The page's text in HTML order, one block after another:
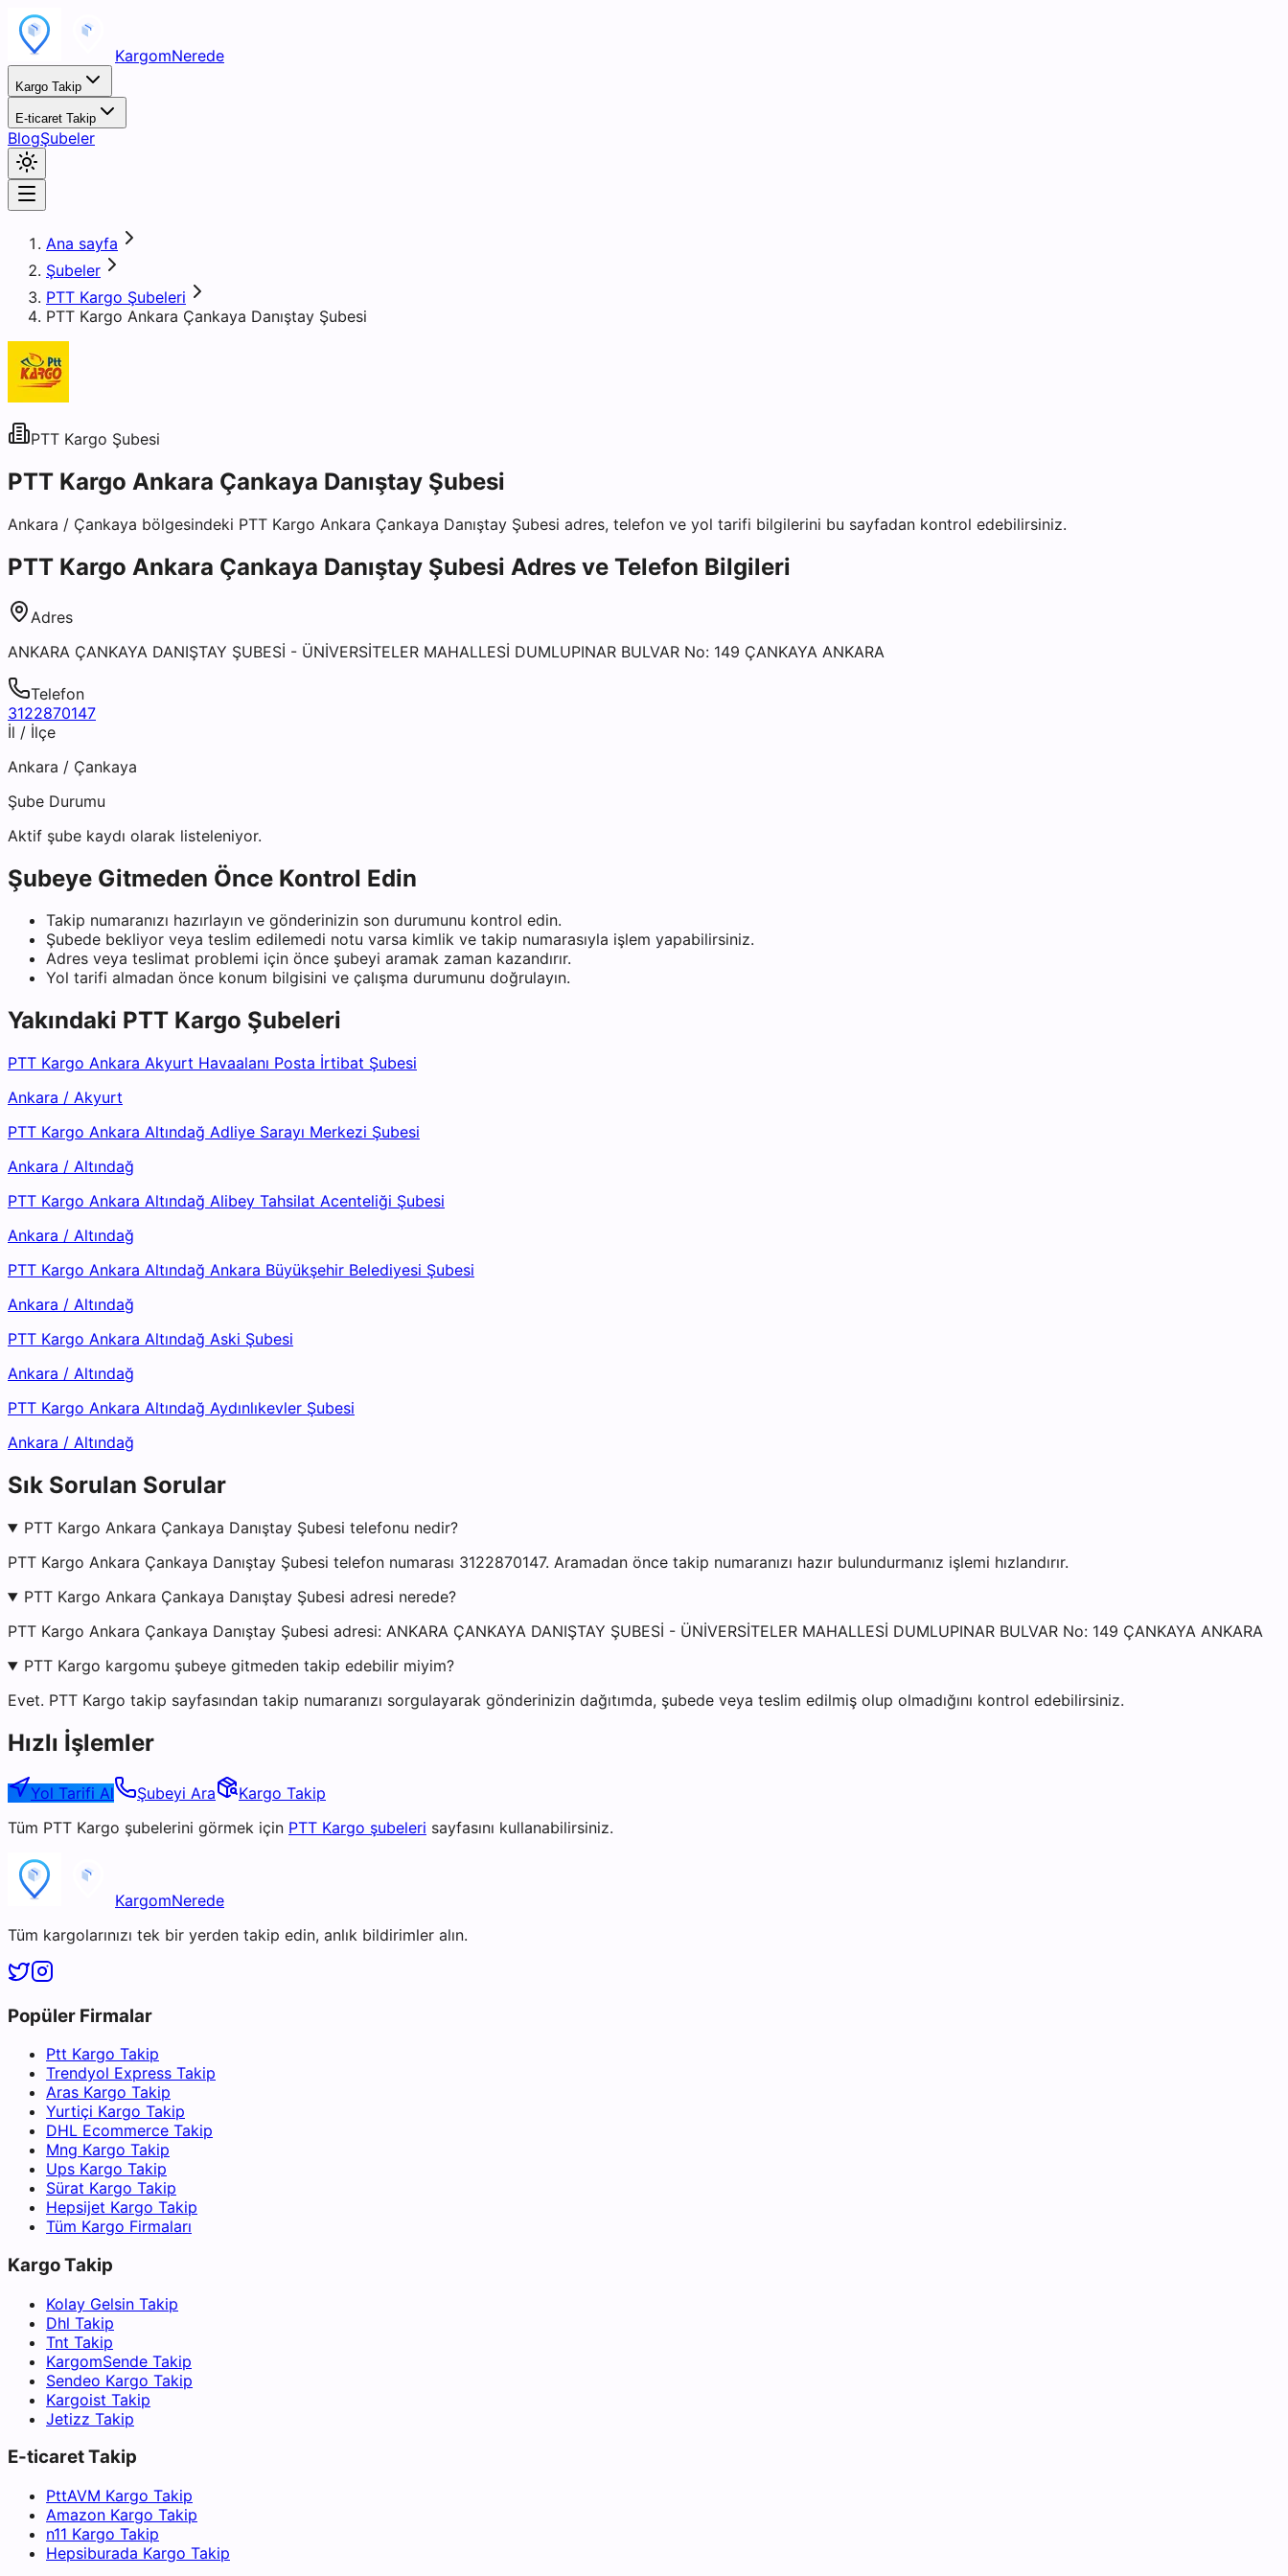
KargomNerede
Kargo Takip
E-ticaret Takip
BlogŞubeler
Ana sayfa
Şubeler
PTT Kargo Şubeleri
PTT Kargo Ankara Çankaya Danıştay Şubesi
PTT Kargo Şubesi
PTT Kargo Ankara Çankaya Danıştay Şubesi
Ankara / Çankaya bölgesindeki PTT Kargo Ankara Çankaya Danıştay Şubesi adres, telefon ve yol tarifi bilgilerini bu sayfadan kontrol edebilirsiniz.
PTT Kargo Ankara Çankaya Danıştay Şubesi Adres ve Telefon Bilgileri
Adres
ANKARA ÇANKAYA DANIŞTAY ŞUBESİ - ÜNİVERSİTELER MAHALLESİ DUMLUPINAR BULVAR No: 149 ÇANKAYA ANKARA
Telefon
3122870147
İl / İlçe
Ankara / Çankaya
Şube Durumu
Aktif şube kaydı olarak listeleniyor.
Şubeye Gitmeden Önce Kontrol Edin
Takip numaranızı hazırlayın ve gönderinizin son durumunu kontrol edin.
Şubede bekliyor veya teslim edilemedi notu varsa kimlik ve takip numarasıyla işlem yapabilirsiniz.
Adres veya teslimat problemi için önce şubeyi aramak zaman kazandırır.
Yol tarifi almadan önce konum bilgisini ve çalışma durumunu doğrulayın.
Yakındaki PTT Kargo Şubeleri
PTT Kargo Ankara Akyurt Havaalanı Posta İrtibat Şubesi
Ankara / Akyurt
PTT Kargo Ankara Altındağ Adliye Sarayı Merkezi Şubesi
Ankara / Altındağ
PTT Kargo Ankara Altındağ Alibey Tahsilat Acenteliği Şubesi
Ankara / Altındağ
PTT Kargo Ankara Altındağ Ankara Büyükşehir Belediyesi Şubesi
Ankara / Altındağ
PTT Kargo Ankara Altındağ Aski Şubesi
Ankara / Altındağ
PTT Kargo Ankara Altındağ Aydınlıkevler Şubesi
Ankara / Altındağ
Sık Sorulan Sorular
PTT Kargo Ankara Çankaya Danıştay Şubesi telefonu nedir?
PTT Kargo Ankara Çankaya Danıştay Şubesi telefon numarası 3122870147. Aramadan önce takip numaranızı hazır bulundurmanız işlemi hızlandırır.
PTT Kargo Ankara Çankaya Danıştay Şubesi adresi nerede?
PTT Kargo Ankara Çankaya Danıştay Şubesi adresi: ANKARA ÇANKAYA DANIŞTAY ŞUBESİ - ÜNİVERSİTELER MAHALLESİ DUMLUPINAR BULVAR No: 149 ÇANKAYA ANKARA
PTT Kargo kargomu şubeye gitmeden takip edebilir miyim?
Evet. PTT Kargo takip sayfasından takip numaranızı sorgulayarak gönderinizin dağıtımda, şubede veya teslim edilmiş olup olmadığını kontrol edebilirsiniz.
Hızlı İşlemler
Yol Tarifi Al Şubeyi Ara
Kargo Takip
Tüm PTT Kargo şubelerini görmek için PTT Kargo şubeleri sayfasını kullanabilirsiniz.
KargomNerede
Tüm kargolarınızı tek bir yerden takip edin, anlık bildirimler alın.
Popüler Firmalar
Ptt Kargo Takip
Trendyol Express Takip
Aras Kargo Takip
Yurtiçi Kargo Takip
DHL Ecommerce Takip
Mng Kargo Takip
Ups Kargo Takip
Sürat Kargo Takip
Hepsijet Kargo Takip
Tüm Kargo Firmaları
Kargo Takip
Kolay Gelsin Takip
Dhl Takip
Tnt Takip
KargomSende Takip
Sendeo Kargo Takip
Kargoist Takip
Jetizz Takip
E-ticaret Takip
PttAVM Kargo Takip
Amazon Kargo Takip
n11 Kargo Takip
Hepsiburada Kargo Takip